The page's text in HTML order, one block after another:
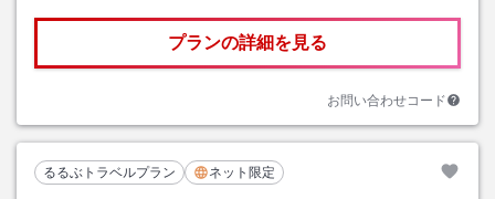
プランの詳細を見る
お問い合わせコード
るるぶトラベルプラン ネット限定